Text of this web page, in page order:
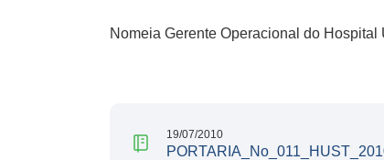
Nomeia Gerente Operacional do
19/07/2010